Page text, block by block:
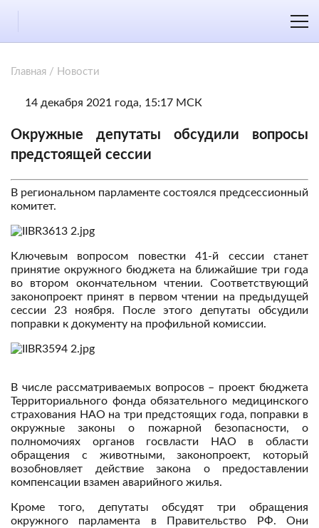
Главная / Новости
14 декабря 2021 года, 15:17 МСК
Окружные депутаты обсудили вопросы
предстоящей сессии
В региональном парламенте состоялся предсессионный
комитет.
Ключевым вопросом повестки 41-й сессии станет
принятие окружного бюджета на ближайшие три года
во втором окончательном чтении. Соответствующий
законопроект принят в первом чтении на предыдущей
сессии 23 ноября. После этого депутаты обсудили
поправки к документу на профильной комиссии.
В числе рассматриваемых вопросов – проект бюджета
Территориального фонда обязательного медицинского
страхования НАО на три предстоящих года, поправки в
окружные законы о пожарной безопасности, о
полномочиях органов госвласти НАО в области
обращения с животными, законопроект, который
возобновляет действие закона о предоставлении
компенсации взамен аварийного жилья.
Кроме того, депутаты обсудят три обращения
окружного парламента в Правительство РФ. Они